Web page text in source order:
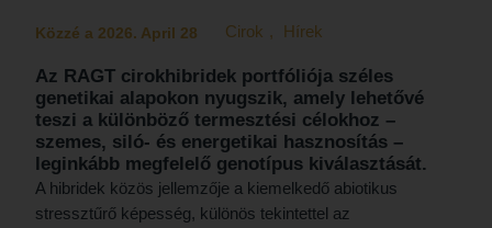
Közzé a 2026. April 28 Cirok , Hírek
Az RAGT cirokhibridek portfóliója széles
genetikai alapokon nyugszik, amely lehetővé
teszi a különböző termesztési célokhoz –
szemes, siló- és energetikai hasznosítás –
leginkább megfelelő genotípus kiválasztását.
A hibridek közös jellemzője a kiemelkedő abiotikus
stressztűrő képesség, különös tekintettel az